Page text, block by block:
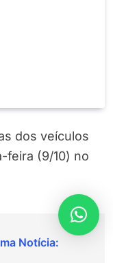
dos veículos
feira (9/10) no